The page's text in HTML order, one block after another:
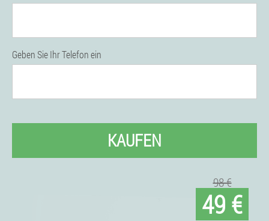
Geben Sie Ihr Telefon ein
KAUFEN
98 €
49 €